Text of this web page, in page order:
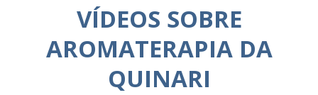
VÍDEOS SOBRE
AROMATERAPIA DA
QUINARI